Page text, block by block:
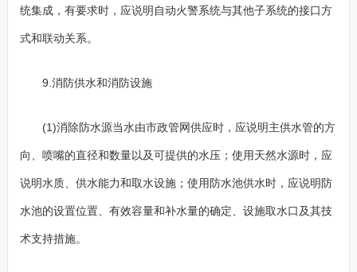
统集成，有要求时，应说明自动火警系统与其他子系统的接口方
式和联动关系。
9.消防供水和消防设施
(1)消除防水源当水由市政管网供应时，应说明主供水管的方
向、喷嘴的直径和数量以及可提供的水压；使用天然水源时，应
说明水质、供水能力和取水设施；使用防水池供水时，应说明防
水池的设置位置、有效容量和补水量的确定、设施取水口及其技
术支持措施。